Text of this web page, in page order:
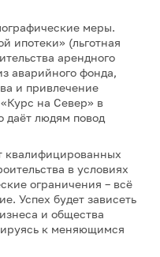
меры.
ипотеки» (льготная
арендного
аварийного фонда,
и привлечение
на Север» в
даёт людям повод
квалифицированных
в условиях
ограничения – всё
Успех будет зависеть
и общества
к меняющимся